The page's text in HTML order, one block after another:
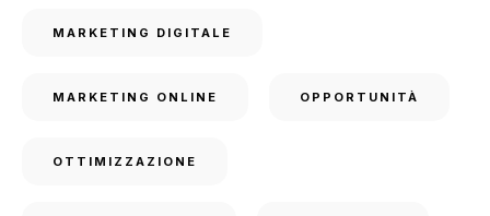
MARKETING DIGITALE
MARKETING ONLINE OPPORTUNITÀ
OTTIMIZZAZIONE